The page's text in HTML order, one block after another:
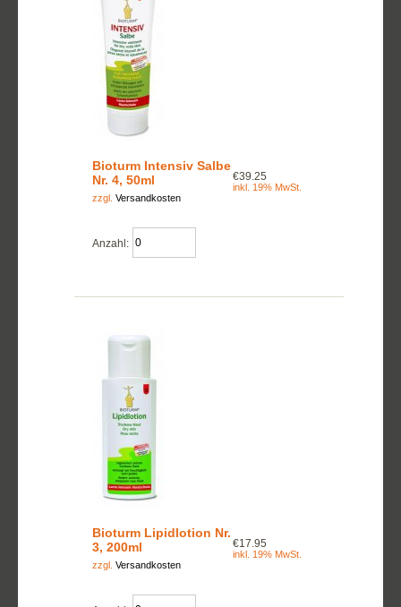
Bioturm Intensiv Salbe
Nr. 4, 50ml
€39.25
inkl. 19% MwSt.
zzgl. Versandkosten
Anzahl:
Bioturm Lipidlotion Nr.
3, 200ml
€17.95
inkl. 19% MwSt.
zzgl. Versandkosten